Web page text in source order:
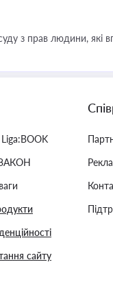
з прав людини, які
сайту